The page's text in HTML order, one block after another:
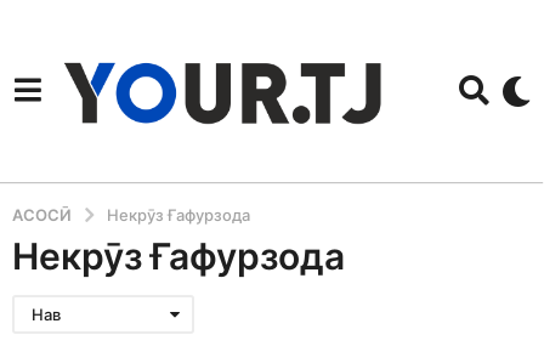
АСОСӢ Некрӯз Ғафурзода
Некрӯз Ғафурзода
Нав